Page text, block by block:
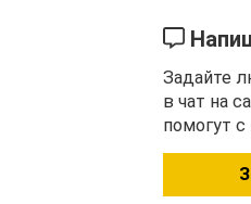
высокая яркость и
Задайте
в чат на
помогут